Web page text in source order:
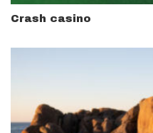
Crash casino